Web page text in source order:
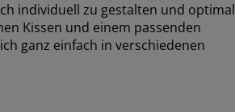
individuell zu gestalten und optimal
Kissen und einem passenden
ganz einfach in verschiedenen